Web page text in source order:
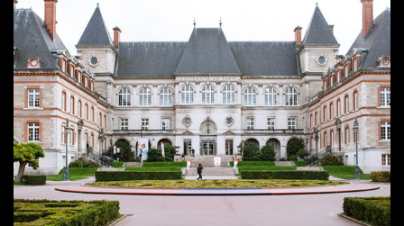
THÉÂTRE DE LA CITÉ UNIVERSITAIRE |
PARIS